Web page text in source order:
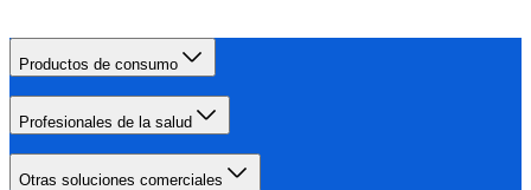
Productos de consumo
Profesionales de la salud
Otras soluciones comerciales